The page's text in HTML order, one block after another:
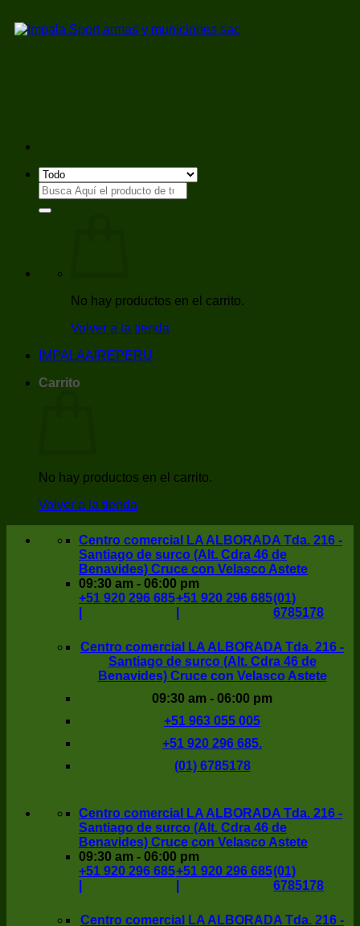
al
Buscar
por:
No hay productos en el carrito.
Volver a la tienda
IMPALAAIREPERU
Carrito
No hay productos en el carrito.
Volver a la tienda
Centro comercial LA ALBORADA Tda. 216 -
Santiago de surco (Alt. Cdra 46 de
Benavides) Cruce con Velasco Astete
09:30 am - 06:00 pm
+51 920 296 685+51 920 296 685(01)
6785178
Centro comercial LA ALBORADA Tda. 216 -
Santiago de surco (Alt. Cdra 46 de
Benavides) Cruce con Velasco Astete
09:30 am - 06:00 pm
+51 963 055 005
+51 920 296 685.
(01) 6785178
Centro comercial LA ALBORADA Tda. 216 -
Santiago de surco (Alt. Cdra 46 de
Benavides) Cruce con Velasco Astete
09:30 am - 06:00 pm
+51 920 296 685+51 920 296 685(01)
6785178
Centro comercial LA ALBORADA Tda. 216 -